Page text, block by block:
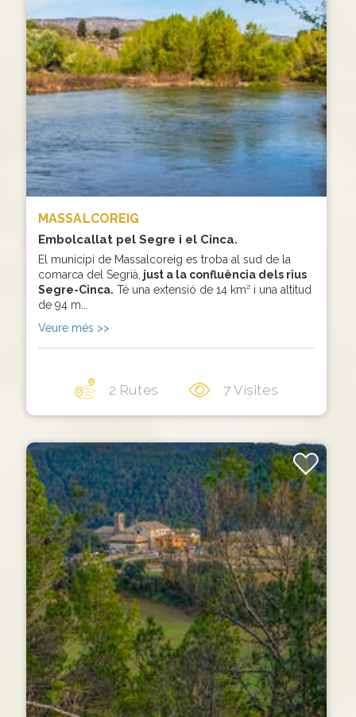
MASSALCOREIG
Embolcallat pel Segre i el Cinca.
El municipi de Massalcoreig es troba al sud de la
comarca del Segrià, just a la confluència dels rius
Segre-Cinca. Té una extensió de 14 km² i una altitud
de 94 m...
Veure més >>
2 Rutes 7 Visites